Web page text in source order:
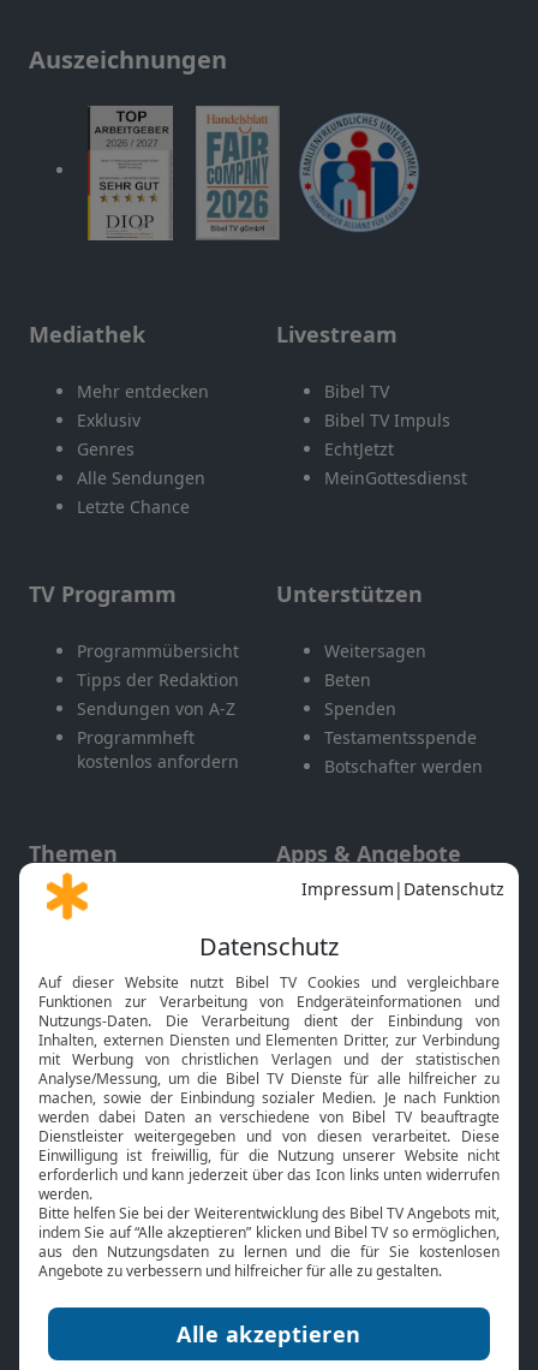
Auszeichnungen
Mediathek
Mehr entdecken
Exklusiv
Genres
Alle Sendungen
Letzte Chance
Livestream
Bibel TV
Bibel TV Impuls
EchtJetzt
MeinGottesdienst
TV Programm
Programmübersicht
Tipps der Redaktion
Sendungen von A-Z
Programmheft
kostenlos anfordern
Unterstützen
Weitersagen
Beten
Spenden
Testamentsspende
Botschafter werden
Themen
Gott und Bibel erklärt
Neuigkeiten
Apps & Angebote
Mobile App
Smart TV
HbbTV
Bibelthek Online-Bibel
Nächster Gottesdienst
Bibel TV
Über uns
Jobs
Mediadaten
Service
Kontakt
TV-Empfang